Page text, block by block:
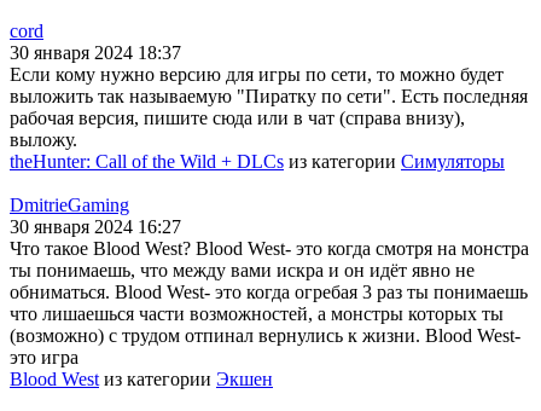
cord
30 января 2024 18:37
Если кому нужно версию для игры по сети, то можно будет
выложить так называемую "Пиратку по сети". Есть последняя
рабочая версия, пишите сюда или в чат (справа внизу),
выложу.
theHunter: Call of the Wild + DLCs из категории Симуляторы
DmitrieGaming
30 января 2024 16:27
Что такое Blood West? Blood West- это когда смотря на монстра
ты понимаешь, что между вами искра и он идёт явно не
обниматься. Blood West- это когда огребая 3 раз ты понимаешь
что лишаешься части возможностей, а монстры которых ты
(возможно) с трудом отпинал вернулись к жизни. Blood West-
это игра
Blood West из категории Экшен